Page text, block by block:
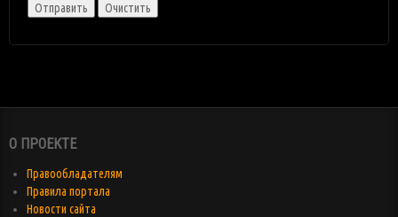
О ПРОЕКТЕ
Правообладателям
Правила портала
Новости сайта